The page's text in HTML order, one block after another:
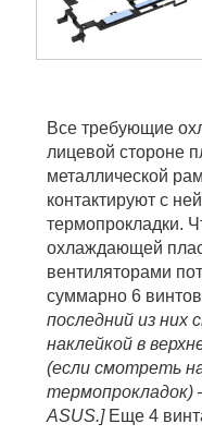
Все требующие
лицевой стороне
металлической
контактируют с
термопрокладки.
охлаждающей
вентиляторами
суммарно 6
последний из них
наклейкой в
(если смотреть
термопрокладок)
ASUS.] Еще 4